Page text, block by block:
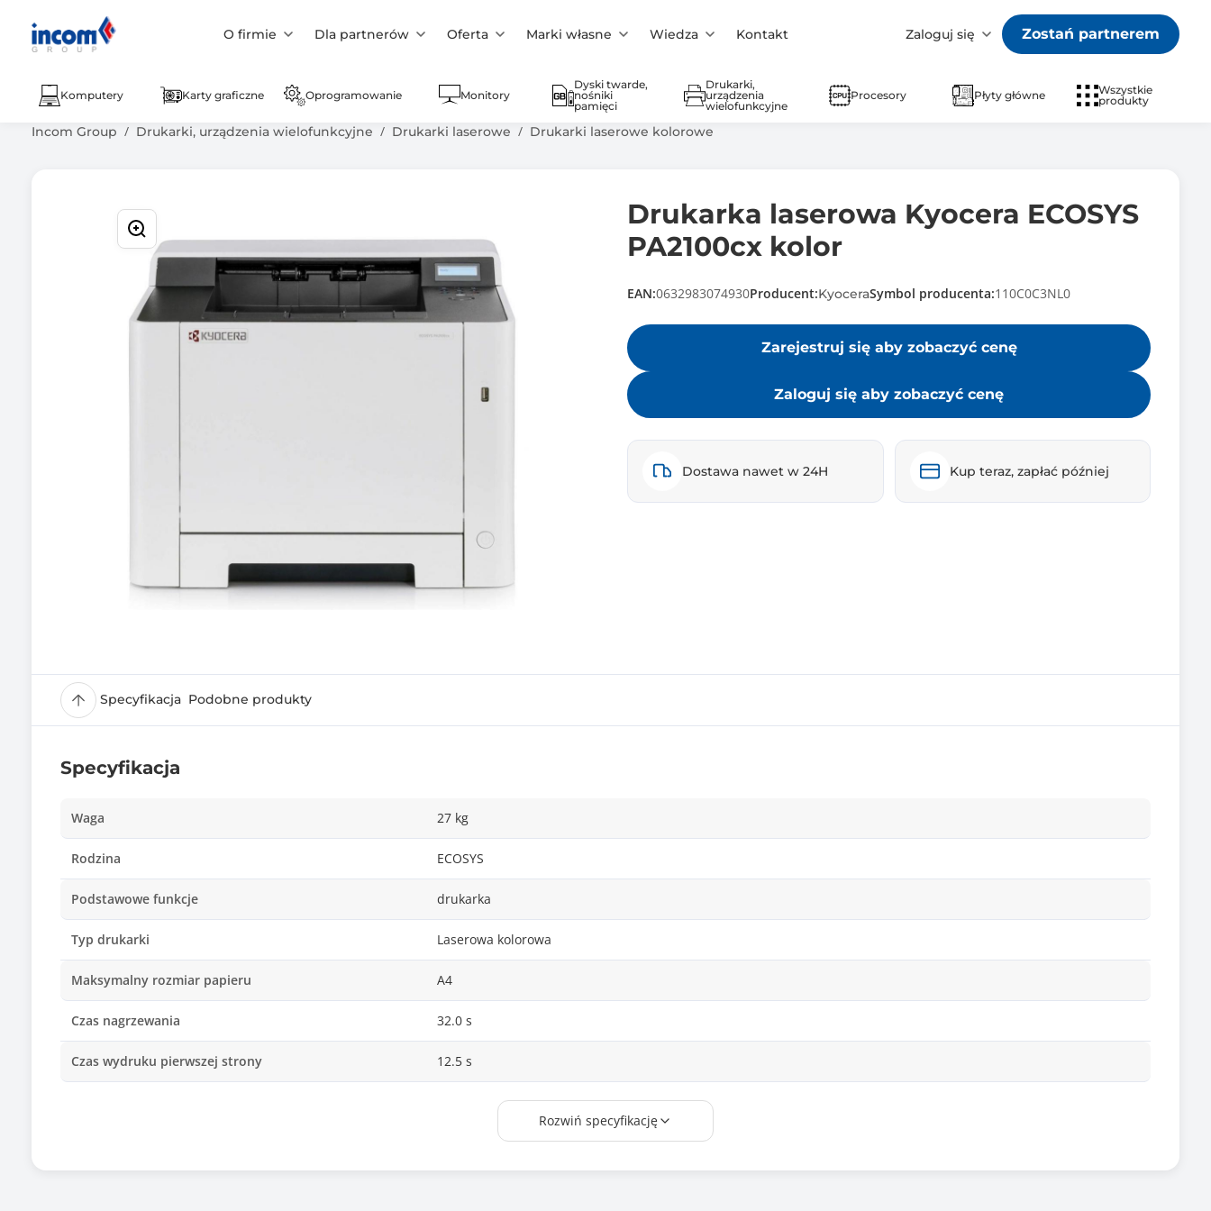
O firmie Dla partnerów Oferta Marki własne Wiedza Kontakt Zaloguj się Zostań partnerem
Komputery Karty graficzne Oprogramowanie Monitory
Dyski twarde,
nośniki
pamięci
Drukarki,
urządzenia
wielofunkcyjne
Procesory Płyty główne
Wszystkie
produkty
Incom Group Drukarki, urządzenia wielofunkcyjne Drukarki laserowe Drukarki laserowe kolorowe
Drukarka laserowa Kyocera ECOSYS
PA2100cx kolor
EAN:0632983074930Producent:KyoceraSymbol producenta:110C0C3NL0
Zarejestruj się aby zobaczyć cenę
Zaloguj się aby zobaczyć cenę
Dostawa nawet w 24H Kup teraz, zapłać później
Specyfikacja Podobne produkty
Specyfikacja
Waga 27 kg
Rodzina ECOSYS
Podstawowe funkcje drukarka
Typ drukarki Laserowa kolorowa
Maksymalny rozmiar papieru A4
Czas nagrzewania 32.0 s
Czas wydruku pierwszej strony 12.5 s
Rozwiń specyfikację